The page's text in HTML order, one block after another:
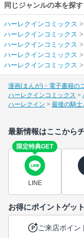
同じジャンルの本を探す
ハーレクインコミックス >
ハーレクインコミックス >
ハーレクインコミックス >
ハーレクインコミックス >
ハーレクインコミックス >
漫画(まんが)・電子書籍の
ハーレクインコミックス
ハーレクイン
最後の騎
最新情報はここから
限定特典GET
LINE
お得にポイントゲット
ご来店ポイン